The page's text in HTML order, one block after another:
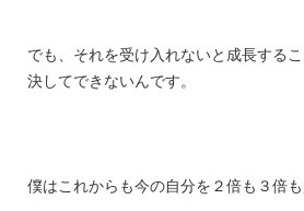
でも、それを受け入れないと成長する
決してできないんです。
僕はこれからも今の自分を２倍も３倍も